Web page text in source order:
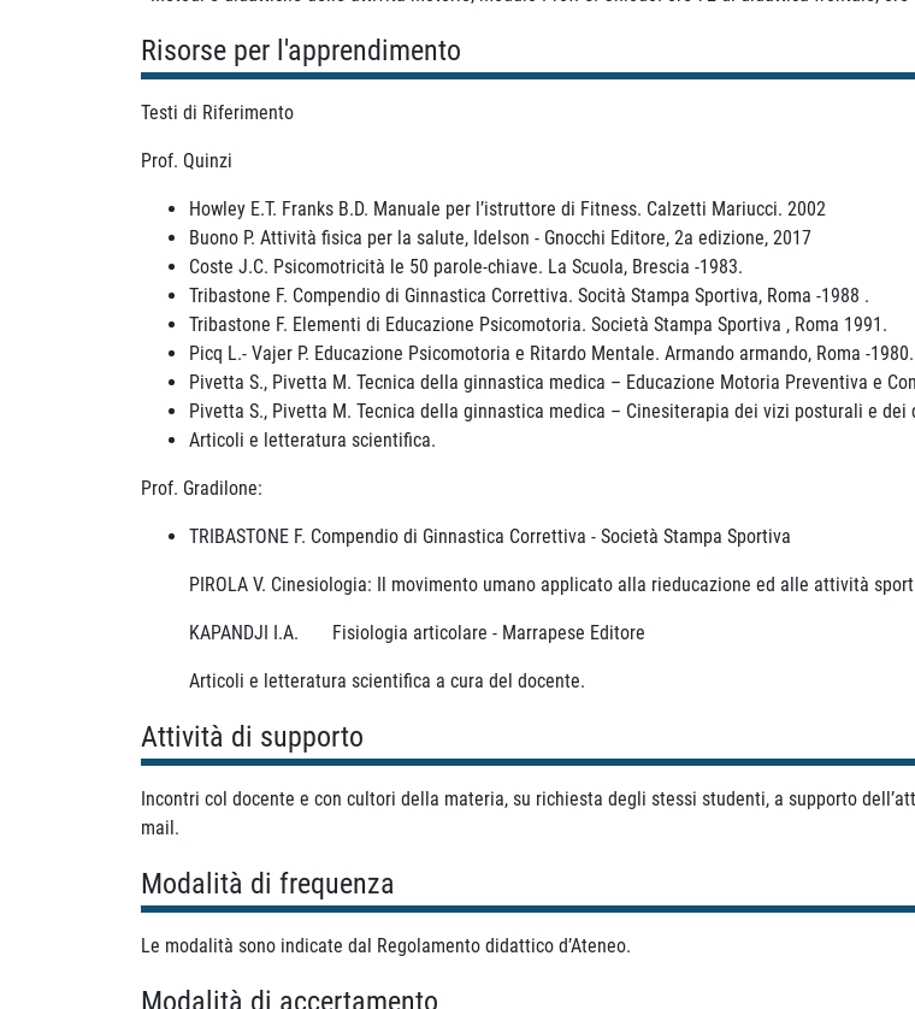
Risorse per l'apprendimento
Testi di Riferimento
Prof. Quinzi
Howley E.T. Franks B.D. Manuale per l’istruttore di Fitness. Calzetti Mariucci. 2002
Buono P. Attività fisica per la salute, Idelson - Gnocchi Editore, 2a edizione, 2017
Coste J.C. Psicomotricità le 50 parole-chiave. La Scuola, Brescia -1983.
Tribastone F. Compendio di Ginnastica Correttiva. Socità Stampa Sportiva, Roma -1988 .
Tribastone F. Elementi di Educazione Psicomotoria. Società Stampa Sportiva , Roma 1991.
Picq L.- Vajer P. Educazione Psicomotoria e Ritardo Mentale. Armando armando, Roma -1980.
Pivetta S., Pivetta M. Tecnica della ginnastica medica – Educazione Motoria Preventiva e
Pivetta S., Pivetta M. Tecnica della ginnastica medica – Cinesiterapia dei vizi posturali e
Articoli e letteratura scientifica.
Prof. Gradilone:
TRIBASTONE F. Compendio di Ginnastica Correttiva - Società Stampa Sportiva
PIROLA V. Cinesiologia: Il movimento umano applicato alla rieducazione ed alle attività
KAPANDJI I.A. Fisiologia articolare - Marrapese Editore
Articoli e letteratura scientifica a cura del docente.
Attività di supporto
Incontri col docente e con cultori della materia, su richiesta degli stessi studenti, a supporto
mail.
Modalità di frequenza
Le modalità sono indicate dal Regolamento didattico d’Ateneo.
Modalità di accertamento